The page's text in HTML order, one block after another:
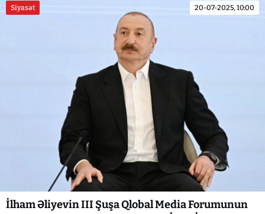
Siyasət 20-07-2025, 10:00
İlham Əliyevin III Şuşa Qlobal Media Forumunun